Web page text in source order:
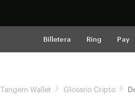
Billetera Ring Pay
Tangem Wallet Glosario Cripto